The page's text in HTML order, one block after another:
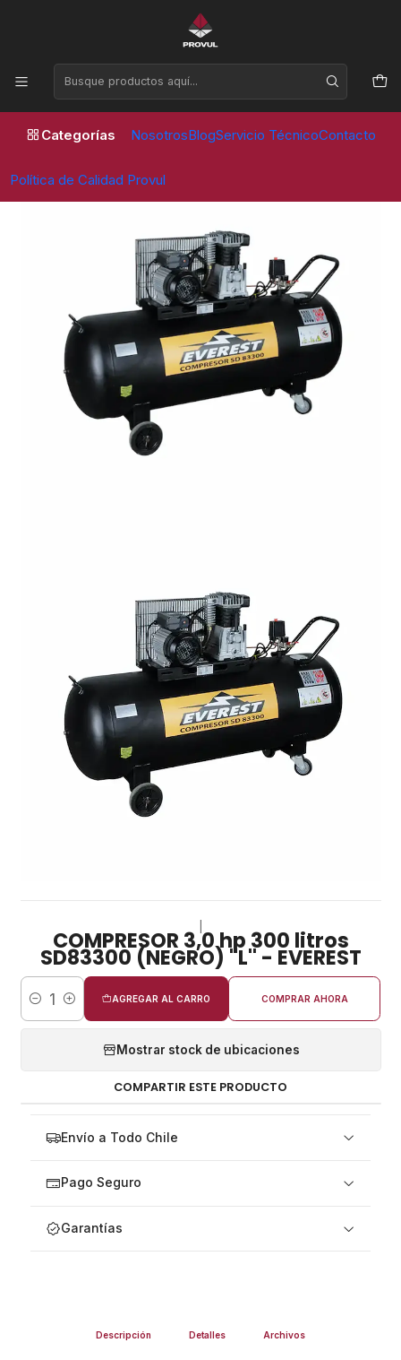
Categorías NosotrosBlogServicio TécnicoContacto
Política de Calidad Provul
Horario de atención Lunes a Viernes de 09:00 a 17:30 horas
Inicio Compresores
COMPRESOR 3,0 hp 300 litros SD83300 (NEGRO) ''L'' -
COMPRESOR 3,0 hp 300 litros
SD83300 (NEGRO) ''L'' - EVEREST
Cantidad
AGREGAR AL CARRO COMPRAR AHORA
Mostrar stock de ubicaciones
COMPARTIR ESTE PRODUCTO
Envío a Todo Chile
Pago Seguro
Garantías
Descripción Detalles Archivos